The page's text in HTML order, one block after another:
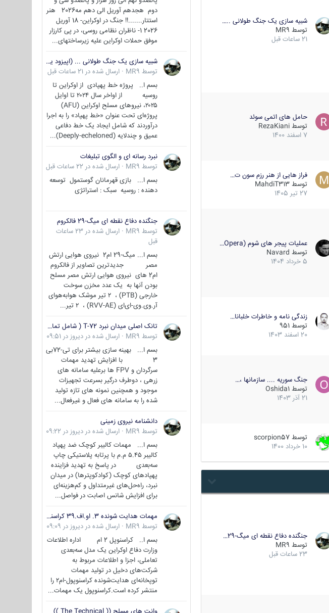
شبیه سازی یک جنگ طولانی ..…
توسط MR9
21 ساعات قبل
حامل های اتمی سوئد
توسط RezaKiani
7 اسفند 1400
فراز هایی از هنر رزم سون ت…
توسط MahdiT313
27 تیر 1405
عملیات پیجر های شوم (Opera…
توسط Navard
5 خرداد 1404
زندگی نامه و خاطرات خلبانا…
توسط 951
20 اسفند 1403
جنگ سوریه .... سازمانها ،…
توسط Oshida1
21 آذر 1403
توسط scorpion57
10 خرداد 1400
جنگنده دفاع نقطه ای میگ-29…
توسط MR9
23 ساعات قبل
دوم هجدهم آوریل الی دهم مه2026 هنر
استتار.......!! جنگ در اوکراین- 18 آوریل
2026 1- ناظران نظامی روسی، در پی کارزار
موفق حملات اوکراین علیه زیرساختهای...
شبیه سازی یک جنگ طولانی ... (اپیزود یکم : اوکراین )
توسط MR9
· ارسال شده در 21 ساعات قبل
بسم ا.. پروژه خط پهپادی از اوکراین تا
روسیه از اواخر سال ۲۰۲۴ تا اوایل
۲۰۲۵، نیروهای مسلح اوکراین (AFU)
پروژه‌ای تحت عنوان «خط پهپاد» را به اجرا
درآوردند که شامل ایجاد یک خط دفاعی
عمیق و چندلایه (Deeply-echeloned)...
نبرد رسانه ای و الگوی تبلیغات
توسط MR9
· ارسال شده در 22 ساعات قبل
بسم ا... بازی قهرمانان گوستمول توسعه
دهنده : روسیه سبک : استراتژی
جنگنده دفاع نقطه ای میگ-29 فالکروم
توسط MR9
· ارسال شده در
23 ساعات
قبل
بسم ا... میگ-29 ام2 نیروی هوایی ارتش
مصر جدیدترین تصاویر از فالکروم
ام2 های نیروی هوایی ارتش مصر مسلح
بودن آنها به یک عدد مخزن سوخت
خارجی (PTB) ، ۲ تیر موشک هوابه‌هوای
آر.وی.وی-ای‌ای (RVV-AE) ، ۲ تیر...
تانک اصلی میدان نبرد T-72 ( شامل تمامی گونه ها )
توسط MR9
· ارسال شده در دیروز در 09:51
بسم ا... بهینه سازی بیشتر برای تی-72بی
3 با افزایش تهدید مهمات
سرگردان و FPV ها برعلیه سامانه های
زرهی ، دوطرف درگیر بسرعت تجهیزات
موجود و همچنین نمونه های تازه تولید
شده را به سامانه های فعال و غیرفعال...
دانشنامه نیروی زمینی
توسط MR9
· ارسال شده در دیروز در 09:22
بسم ا... مهمات کالیبر کوچک ضد پهپاد
کالیبر ۵.۴۵ م.م با پرتابه پلاستیکی چاپ
سه‌بعدی در پاسخ به تهدید فزاینده
پهپادهای کوچک (کوادکوپترها) در میدان
نبرد، راه‌حل‌های غیرمتداول و کم‌هزینه‌ای
برای افزایش شانس اصابت در فواصل...
مهمات هدایت شونده 3. او.اف.39 کراسنوپل/بصیر( Krasnopol 3OF39 )
توسط MR9
· ارسال شده در دیروز در 09:09
بسم ا.. کراسنوپل 2 ام اداره اطلاعات
وزارت دفاع اوکراین یک مدل سه‌بعدی
تعاملی، اجزا و اطلاعات مربوط به
شرکت‌های دخیل در تولید مهمات
توپخانه‌ای هدایت‌شونده کراسنوپول-ام۲ را
منتشر کرده است.کراسنوپول یک مهمات...